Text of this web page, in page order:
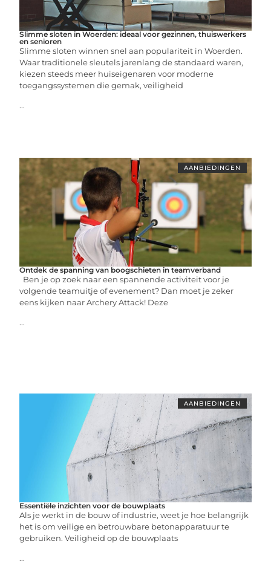
Slimme sloten in Woerden: ideaal voor gezinnen, thuiswerkers
en senioren
Slimme sloten winnen snel aan populariteit in Woerden.
Waar traditionele sleutels jarenlang de standaard waren,
kiezen steeds meer huiseigenaren voor moderne
toegangssystemen die gemak, veiligheid
...
AANBIEDINGEN
Ontdek de spanning van boogschieten in teamverband
Ben je op zoek naar een spannende activiteit voor je
volgende teamuitje of evenement? Dan moet je zeker
eens kijken naar Archery Attack! Deze
...
AANBIEDINGEN
Essentiële inzichten voor de bouwplaats
Als je werkt in de bouw of industrie, weet je hoe belangrijk
het is om veilige en betrouwbare betonapparatuur te
gebruiken. Veiligheid op de bouwplaats
...